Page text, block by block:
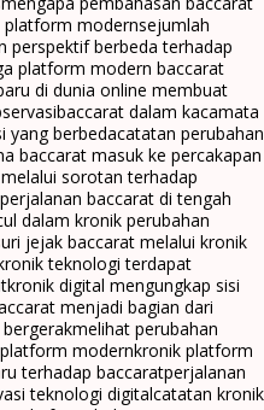
platform modernsejumlah
perspektif berbeda terhadap
platform modern baccarat
di dunia online membuat
baccarat dalam kacamata
yang berbedacatatan perubahan
baccarat masuk ke percakapan
sorotan terhadap
baccarat di tengah
dalam kronik perubahan
jejak baccarat melalui kronik
teknologi terdapat
kronik digital mengungkap sisi
menjadi bagian dari
melihat perubahan
modernkronik platform
terhadap baccaratperjalanan
teknologi digitalcatatan kronik